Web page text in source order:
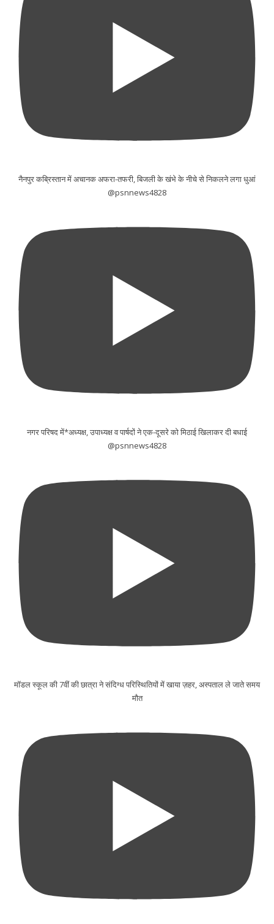
नैनपुर कब्रिस्तान में अचानक अफरा-तफरी, बिजली के खंभे के नीचे से निकलने लगा धुआं
@psnnews4828
नगर परिषद में*अध्यक्ष, उपाध्यक्ष व पार्षदों ने एक-दूसरे को मिठाई खिलाकर दी बधाई
@psnnews4828
मॉडल स्कूल की 7वीं की छात्रा ने संदिग्ध परिस्थितियों में खाया ज़हर, अस्पताल ले जाते समय
मौत